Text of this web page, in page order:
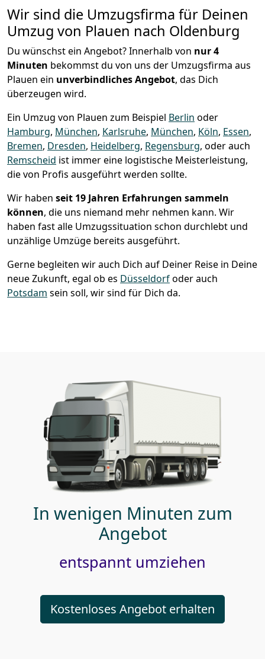
Wir sind die Umzugsfirma für Deinen
Umzug von Plauen nach Oldenburg
Du wünschst ein Angebot? Innerhalb von nur 4
Minuten bekommst du von uns der Umzugsfirma aus
Plauen ein unverbindliches Angebot, das Dich
überzeugen wird.
Ein Umzug von Plauen zum Beispiel Berlin oder
Hamburg, München, Karlsruhe, München, Köln, Essen,
Bremen, Dresden, Heidelberg, Regensburg, oder auch
Remscheid ist immer eine logistische Meisterleistung,
die von Profis ausgeführt werden sollte.
Wir haben seit 19 Jahren Erfahrungen sammeln
können, die uns niemand mehr nehmen kann. Wir
haben fast alle Umzugssituation schon durchlebt und
unzählige Umzüge bereits ausgeführt.
Gerne begleiten wir auch Dich auf Deiner Reise in Deine
neue Zukunft, egal ob es Düsseldorfoder auch
Potsdam sein soll, wir sind für Dich da.
In wenigen Minuten zum
Angebot
entspannt umziehen
Kostenloses Angebot erhalten